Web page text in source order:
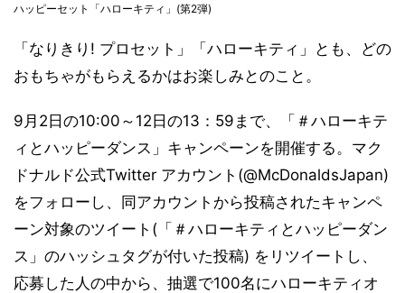
ハッピーセット「ハローキティ」(第2弾)
「なりきり! プロセット」「ハローキティ」とも、どの
おもちゃがもらえるかはお楽しみとのこと。
9月2日の10:00～12日の13：59まで、「＃ハローキテ
ィとハッピーダンス」キャンペーンを開催する。マク
ドナルド公式Twitter アカウント(@McDonaldsJapan)
をフォローし、同アカウントから投稿されたキャンペ
ーン対象のツイート(「＃ハローキティとハッピーダン
ス」のハッシュタグが付いた投稿) をリツイートし、
応募した人の中から、抽選で100名にハローキティオ